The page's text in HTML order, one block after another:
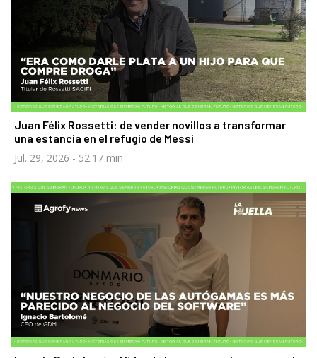
Juan Félix Rossetti: de vender novillos a transformar
una estancia en el refugio de Messi
Jul. 29, 2026 - 52:17 min